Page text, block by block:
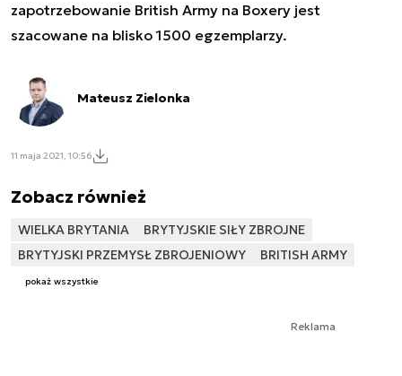
zapotrzebowanie British Army na Boxery jest
szacowane na blisko 1500 egzemplarzy.
Mateusz Zielonka
11 maja 2021, 10:56
Zobacz również
WIELKA BRYTANIA
BRYTYJSKIE SIŁY ZBROJNE
BRYTYJSKI PRZEMYSŁ ZBROJENIOWY
BRITISH ARMY
pokaż wszystkie
Reklama